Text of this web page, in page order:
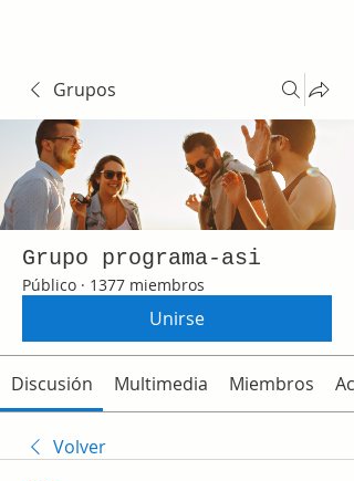
Grupos
Grupo programa-asi
Público · 1377 miembros
Unirse
Discusión Multimedia Miembros
Volver